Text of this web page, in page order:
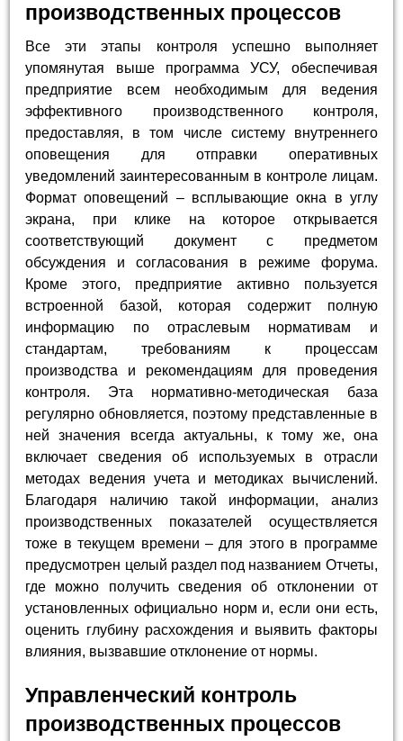
производственных процессов
Все эти этапы контроля успешно выполняет
упомянутая выше программа УСУ, обеспечивая
предприятие всем необходимым для ведения
эффективного производственного контроля,
предоставляя, в том числе систему внутреннего
оповещения для отправки оперативных
уведомлений заинтересованным в контроле лицам.
Формат оповещений – всплывающие окна в углу
экрана, при клике на которое открывается
соответствующий документ с предметом
обсуждения и согласования в режиме форума.
Кроме этого, предприятие активно пользуется
встроенной базой, которая содержит полную
информацию по отраслевым нормативам и
стандартам, требованиям к процессам
производства и рекомендациям для проведения
контроля. Эта нормативно-методическая база
регулярно обновляется, поэтому представленные в
ней значения всегда актуальны, к тому же, она
включает сведения об используемых в отрасли
методах ведения учета и методиках вычислений.
Благодаря наличию такой информации, анализ
производственных показателей осуществляется
тоже в текущем времени – для этого в программе
предусмотрен целый раздел под названием Отчеты,
где можно получить сведения об отклонении от
установленных официально норм и, если они есть,
оценить глубину расхождения и выявить факторы
влияния, вызвавшие отклонение от нормы.
Управленческий контроль
производственных процессов